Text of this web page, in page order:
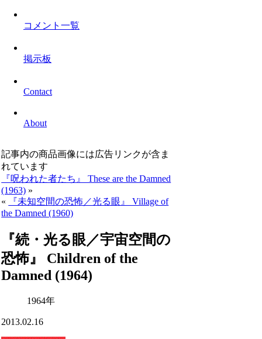
コメント一覧
掲示板
Contact
About
記事内の商品画像には広告リンクが含ま
れています
『呪われた者たち』 These are the Damned
(1963) »
«
『未知空間の恐怖／光る眼』 Village of
the Damned (1960)
『続・光る眼／宇宙空間の
恐怖』 Children of the
Damned (1964)
1964年
2013.02.16